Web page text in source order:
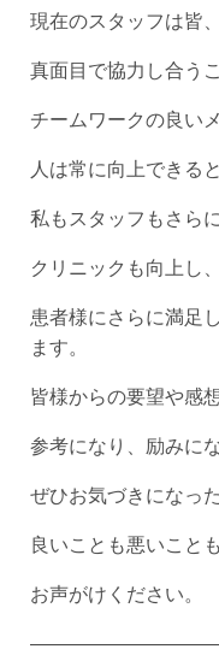
現在のスタッフは皆、
真面目で協力し合う
チームワークの良い
人は常に向上できる
私もスタッフもさら
クリニックも向上し、
患者様にさらに満足
ます。
皆様からの要望や感
参考になり、励みに
ぜひお気づきになっ
良いことも悪いことも
お声がけください。